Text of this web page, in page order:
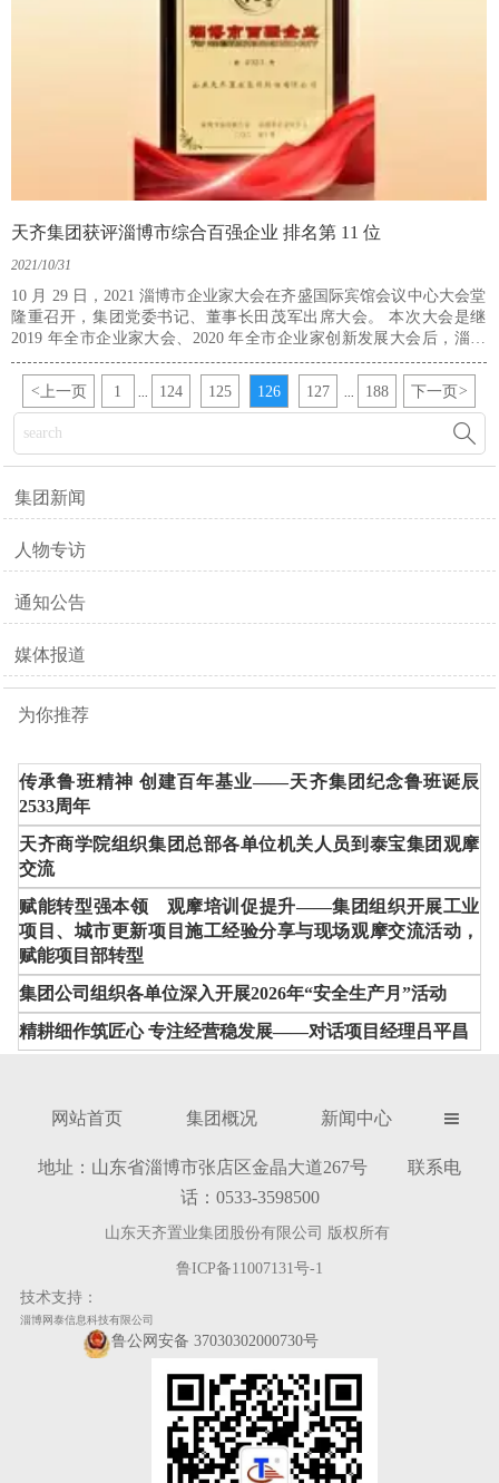
天齐集团获评淄博市综合百强企业 排名第 11 位
2021/10/31
10 月 29 日，2021 淄博市企业家大会在齐盛国际宾馆会议中心大会堂
隆重召开，集团党委书记、董事长田茂军出席大会。 本次大会是继
2019 年全市企业家大会、2020 年全市企业家创新发展大会后，淄博
市召开的第三次高规格的企业家大会，会上公布了“2021淄博市综合百
强企业”和“2021 淄博市工业百强企业”名单，天齐集团获评“2021淄博
市综合百强企业”，排名第 11 位。
< 上一页 1 124 125 126 127 188 下一页>

集团新闻
人物专访
通知公告
媒体报道
为你推荐
传承鲁班精神 创建百年基业——天齐集团纪念鲁班诞辰
2533周年
天齐商学院组织集团总部各单位机关人员到泰宝集团观摩
交流
赋能转型强本领 观摩培训促提升——集团组织开展工业
项目、城市更新项目施工经验分享与现场观摩交流活动，
赋能项目部转型
集团公司组织各单位深入开展2026年“安全生产月”活动
精耕细作筑匠心 专注经营稳发展——对话项目经理吕平昌
网站首页 集团概况 新闻中心 
地址：山东省淄博市张店区金晶大道267号 联系电
话：0533-3598500
山东天齐置业集团股份有限公司 版权所有
鲁ICP备11007131号-1
技术支持：
淄博网泰信息科技有限公司
鲁公网安备 37030302000730号